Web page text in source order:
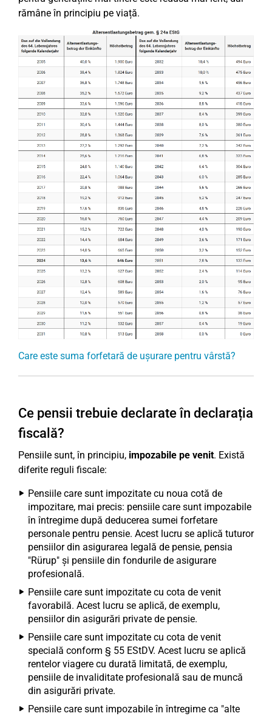
rămâne în principiu pe viață.
Care este suma forfetară de ușurare pentru vârstă?
Ce pensii trebuie declarate în declarația
fiscală?
Pensiile sunt, în principiu, impozabile pe venit. Există
diferite reguli fiscale:
Pensiile care sunt impozitate cu noua cotă de
impozitare, mai precis: pensiile care sunt impozabile
în întregime după deducerea sumei forfetare
personale pentru pensie. Acest lucru se aplică tuturor
pensiilor din asigurarea legală de pensie, pensia
"Rürup" și pensiile din fondurile de asigurare
profesională.
Pensiile care sunt impozitate cu cota de venit
favorabilă. Acest lucru se aplică, de exemplu,
pensiilor din asigurări private de pensie.
Pensiile care sunt impozitate cu cota de venit
specială conform § 55 EStDV. Acest lucru se aplică
rentelor viagere cu durată limitată, de exemplu,
pensiile de invaliditate profesională sau de muncă
din asigurări private.
Pensiile care sunt impozabile în întregime ca "alte